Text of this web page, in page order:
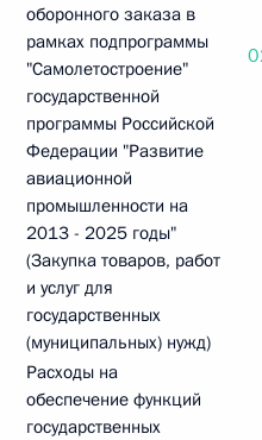
оборонного заказа в
рамках подпрограммы
"Самолетостроение"
государственной
программы Российской
Федерации "Развитие
авиационной
промышленности на
2013 - 2025 годы"
(Закупка товаров, работ
и услуг для
государственных
(муниципальных) нужд)
Расходы на
обеспечение функций
государственных